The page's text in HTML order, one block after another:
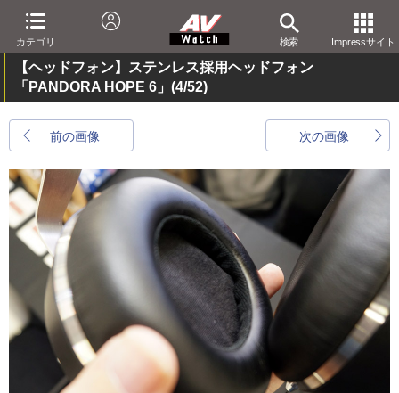
カテゴリ 検索 Impressサイト
【ヘッドフォン】ステンレス採用ヘッドフォン
「PANDORA HOPE 6」 (4/52)
前の画像 次の画像